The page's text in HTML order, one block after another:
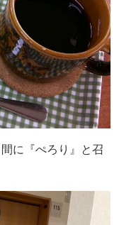
に『ぺろり』と召